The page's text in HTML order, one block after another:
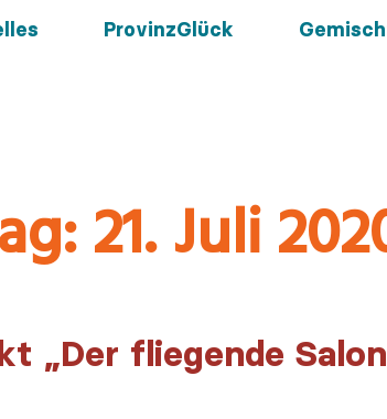
ProvinzGlück
21. Juli
„Der fliegende